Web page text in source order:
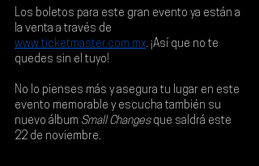
Los boletos para este gran evento ya están a
la venta a través de
www.ticketmaster.com.mx. ¡Así que no te
quedes sin el tuyo!
No lo pienses más y asegura tu lugar en este
evento memorable y escucha también su
nuevo álbum Small Changes que saldrá este
22 de noviembre.